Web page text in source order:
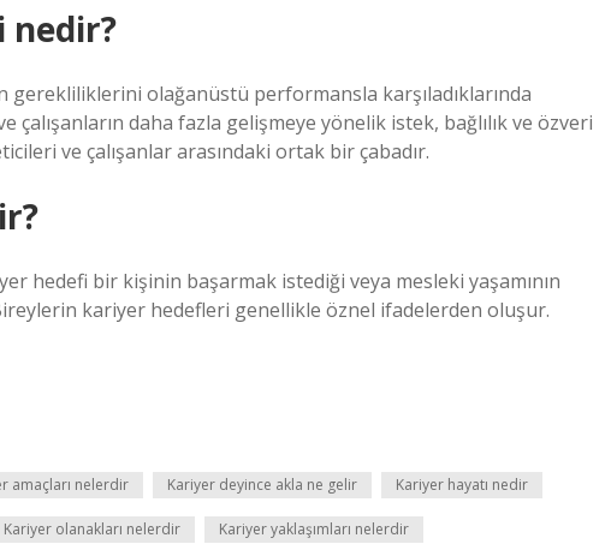
nedir?
gerekliliklerini olağanüstü performansla karşıladıklarında
çalışanların daha fazla gelişmeye yönelik istek, bağlılık ve özveri
ve çalışanlar arasındaki ortak bir çabadır.
hedefi bir kişinin başarmak istediği veya mesleki yaşamının
kariyer hedefleri genellikle öznel ifadelerden oluşur.
amaçları nelerdir Kariyer deyince akla ne gelir Kariyer hayatı nedir
Kariyer olanakları nelerdir Kariyer yaklaşımları nelerdir